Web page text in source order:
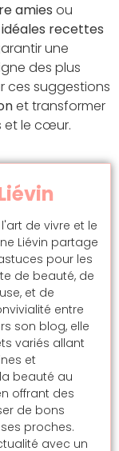
amies ou
idéales recettes
une
des plus
ces suggestions
et transformer
et le cœur.
de vivre et le
Liévin partage
pour les
de beauté, de
et de
entre
son blog, elle
variés allant
et
beauté au
offrant des
de bons
proches.
avec un